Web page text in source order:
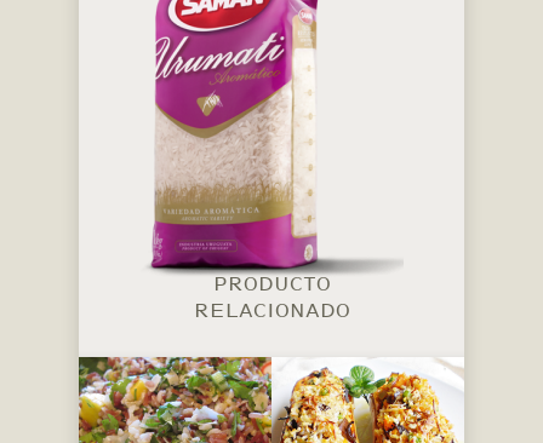
PRODUCTO
RELACIONADO